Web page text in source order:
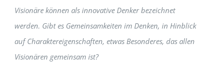
Visionäre können als innovative Denker bezeichnet
werden. Gibt es Gemeinsamkeiten im Denken, in Hinblick
auf Charaktereigenschaften, etwas Besonderes, das allen
Visionären gemeinsam ist?